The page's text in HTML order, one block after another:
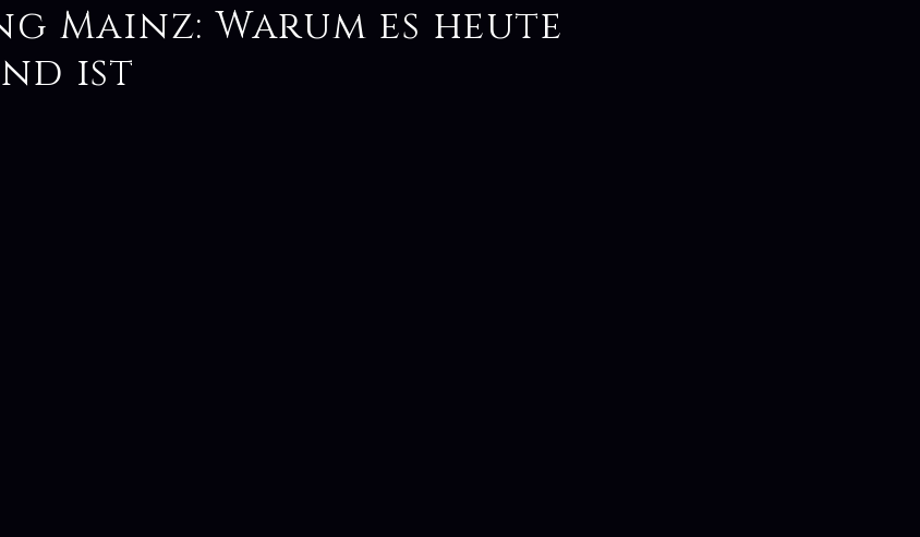
Mainz: Warum es heute
ist